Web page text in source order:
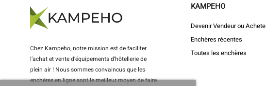
Chez Kampeho, notre mission est de faciliter
l’achat et vente d’équipements d’hôtellerie de
plein air ! Nous sommes convaincus que les
enchères en ligne sont le meilleur moyen de faire
KAMPEHO
Devenir Vendeur ou
Enchères récentes
Toutes les enchères